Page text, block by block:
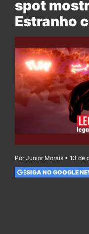
spot
Estranho
Por Junior Morais • 13 de
SIGA NO GOOGLE